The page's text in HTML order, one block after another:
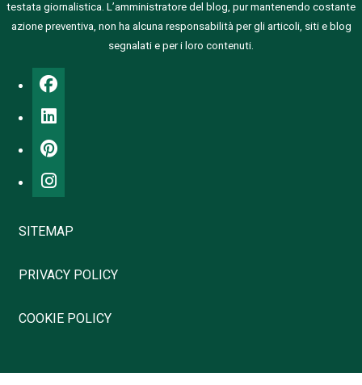
testata giornalistica. L’amministratore del blog, pur mantenendo costante
azione preventiva, non ha alcuna responsabilità per gli articoli, siti e blog
segnalati e per i loro contenuti.
SITEMAP
PRIVACY POLICY
COOKIE POLICY